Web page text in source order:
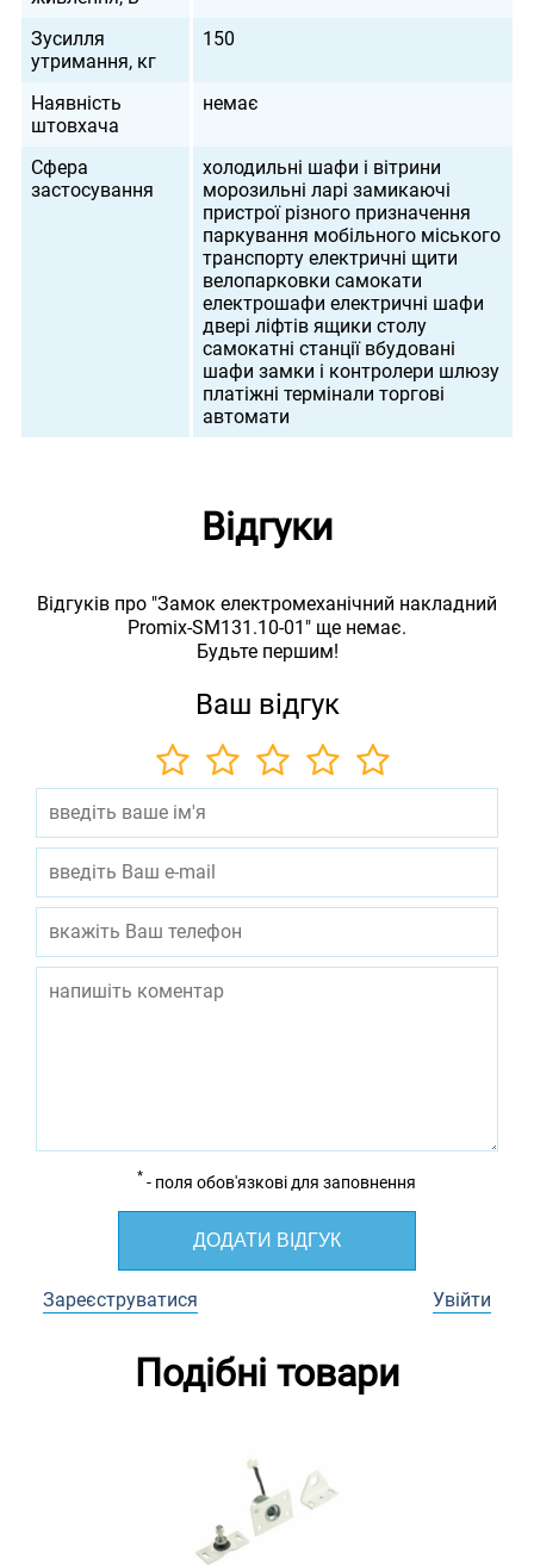
Зусилля
утримання, кг
150
Наявність
штовхача
немає
Сфера
застосування
холодильні шафи і вітрини
морозильні ларі замикаючі
пристрої різного призначення
паркування мобільного міського
транспорту електричні щити
велопарковки самокати
електрошафи електричні шафи
двері ліфтів ящики столу
самокатні станції вбудовані
шафи замки і контролери шлюзу
платіжні термінали торгові
автомати
Відгуки
Відгуків про "Замок електромеханічний накладний
Promix-SM131.10-01" ще немає.
Будьте першим!
Ваш відгук
* - поля обов'язкові для заповнення
ДОДАТИ ВІДГУК
Зареєструватися Увійти
Подібні товари